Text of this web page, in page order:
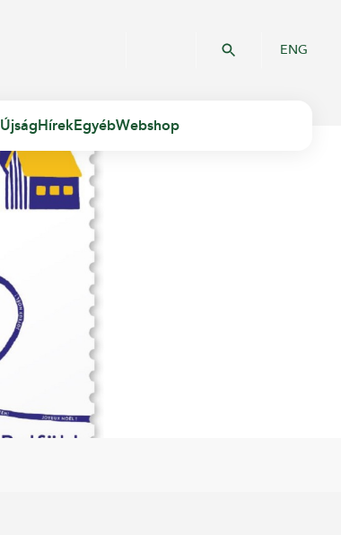
ENG
Újság HírekEgyébWebshop